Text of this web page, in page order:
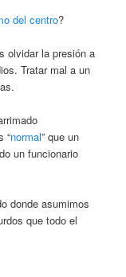
del centro?
olvidar la presión a
Tratar mal a un
“normal” que un
un funcionario
donde asumimos
que todo el